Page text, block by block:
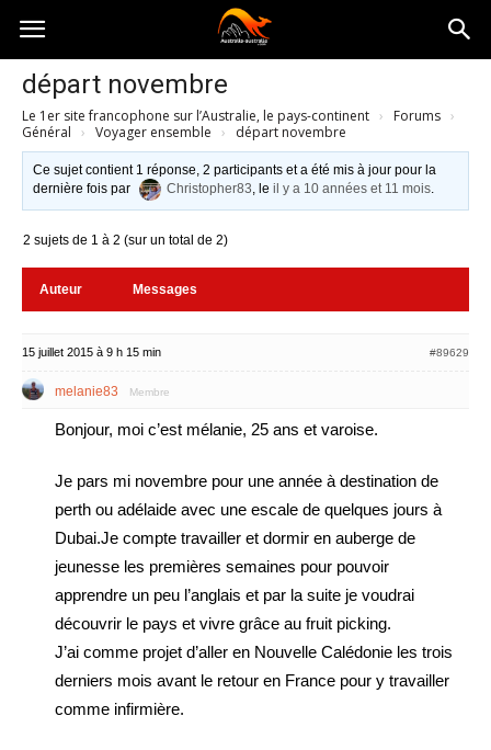
Australia-
australie.com
départ novembre
Le 1er site francophone sur l’Australie, le pays-continent › Forums ›
Général › Voyager ensemble › départ novembre
Ce sujet contient 1 réponse, 2 participants et a été mis à jour pour la
dernière fois par
Christopher83, leil y a 10 années et 11 mois.
2 sujets de 1 à 2 (sur un total de 2)
Auteur Messages
15 juillet 2015 à 9 h 15 min #89629
melanie83 Membre
Bonjour, moi c’est mélanie, 25 ans et varoise.
Je pars mi novembre pour une année à destination de
perth ou adélaide avec une escale de quelques jours à
Dubai.Je compte travailler et dormir en auberge de
jeunesse les premières semaines pour pouvoir
apprendre un peu l’anglais et par la suite je voudrai
découvrir le pays et vivre grâce au fruit picking.
J’ai comme projet d’aller en Nouvelle Calédonie les trois
derniers mois avant le retour en France pour y travailler
comme infirmière.